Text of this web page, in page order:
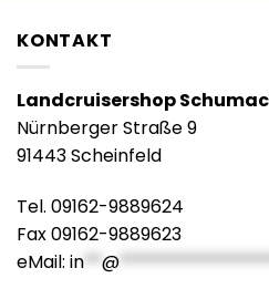
KONTAKT
Landcruisershop
Nürnberger Straße 9
91443 Scheinfeld
Tel. 09162-9889624
Fax 09162-9889623
eMail: in**@